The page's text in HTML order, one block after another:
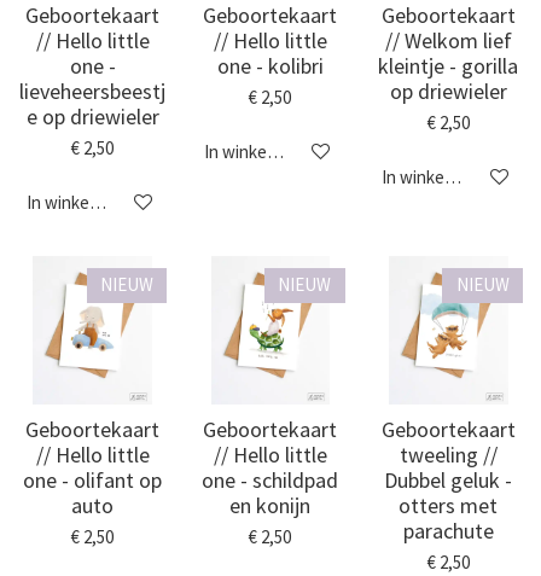
Geboortekaart
// Hello little
one -
lieveheersbeestj
e op driewieler
€ 2,50
In winkelwagen
Geboortekaart
// Hello little
one - kolibri
€ 2,50
In winkelwagen
Geboortekaart
// Welkom lief
kleintje - gorilla
op driewieler
€ 2,50
In winkelwagen
NIEUW
Geboortekaart
// Hello little
one - olifant op
auto
€ 2,50
NIEUW
Geboortekaart
// Hello little
one - schildpad
en konijn
€ 2,50
NIEUW
Geboortekaart
tweeling //
Dubbel geluk -
otters met
parachute
€ 2,50